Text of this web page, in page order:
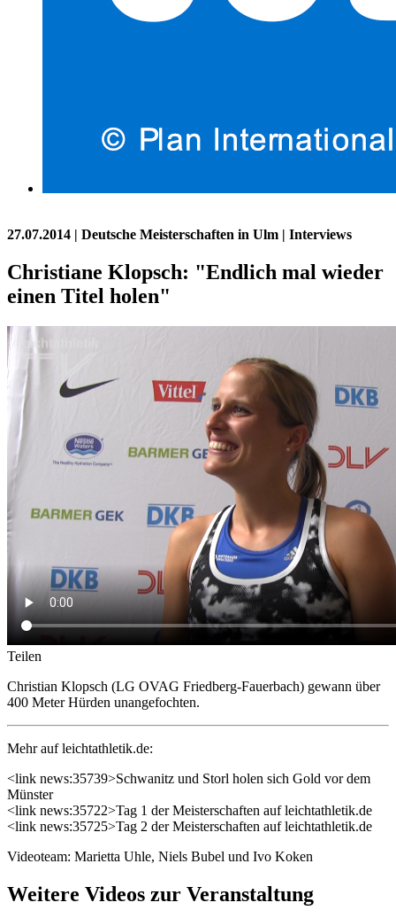
27.07.2014 | Deutsche Meisterschaften in Ulm | Interviews
Christiane Klopsch: "Endlich mal wieder
einen Titel holen"
Teilen
Christian Klopsch (LG OVAG Friedberg-Fauerbach) gewann über
400 Meter Hürden unangefochten.
Mehr auf leichtathletik.de:
<link news:35739>Schwanitz und Storl holen sich Gold vor dem
Münster
<link news:35722>Tag 1 der Meisterschaften auf leichtathletik.de
<link news:35725>Tag 2 der Meisterschaften auf leichtathletik.de
Videoteam: Marietta Uhle, Niels Bubel und Ivo Koken
Weitere Videos zur Veranstaltung